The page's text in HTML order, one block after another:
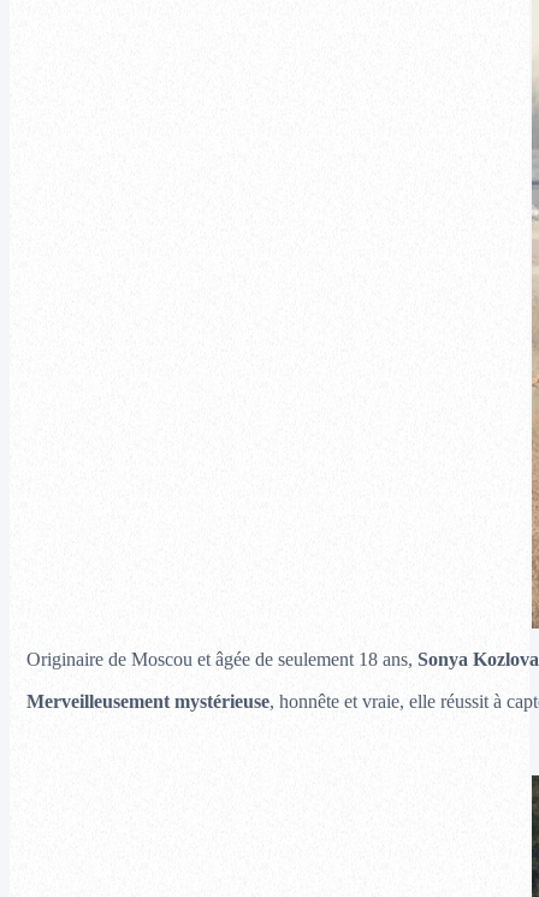
Originaire de Moscou et âgée de seulement 18 ans, Sonya Kozlova
Merveilleusement mystérieuse, honnête et vraie, elle réussit à